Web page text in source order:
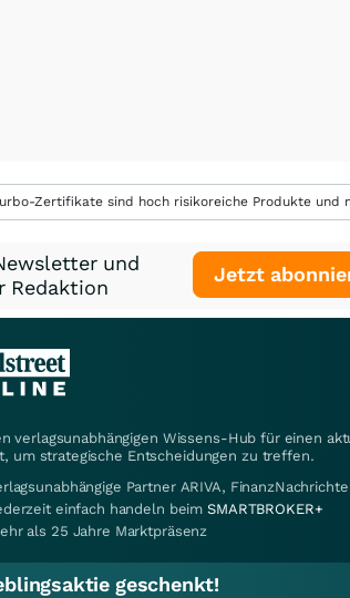
Zertifikate sind hoch risikoreiche Produkte und
und
Redaktion
Jetzt
Wissens-Hub für einen
um strategische Entscheidungen zu treffen.
Partner ARIVA,
einfach handeln beimSMARTBROKER+
als 25 Jahre Marktpräsenz
geschenkt!